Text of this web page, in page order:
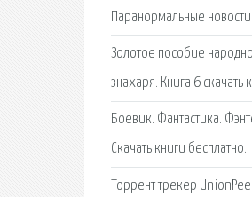
Паранормальные
Золотое пособие
знахаря. Книга 6 скачать
Боевик. Фантастика.
Скачать книги бесплатно.
Торрент трекер